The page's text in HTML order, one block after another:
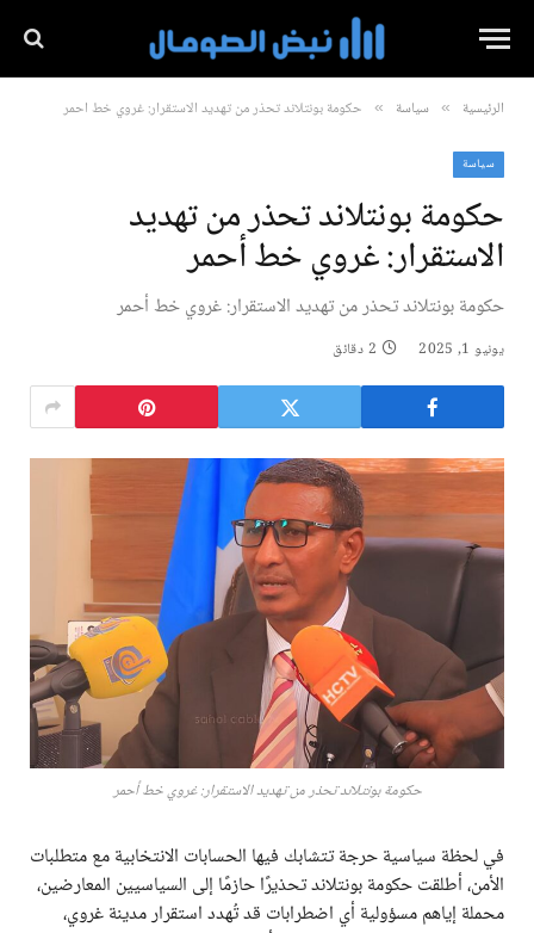
الرئيسية » سياسة » حكومة بونتلاند تحذر من تهديد الاستقرار: غروي خط أحمر
سياسة
حكومة بونتلاند تحذر من تهديد
الاستقرار: غروي خط أحمر
حكومة بونتلاند تحذر من تهديد الاستقرار: غروي خط أحمر
يونيو 1, 2025 2 دقائق
حكومة بونتلاند تحذر من تهديد الاستقرار: غروي خط أحمر
في لحظة سياسية حرجة تتشابك فيها الحسابات الانتخابية مع متطلبات
الأمن، أطلقت حكومة بونتلاند تحذيرًا حازمًا إلى السياسيين المعارضين،
محملة إياهم مسؤولية أي اضطرابات قد تُهدد استقرار مدينة غروي،